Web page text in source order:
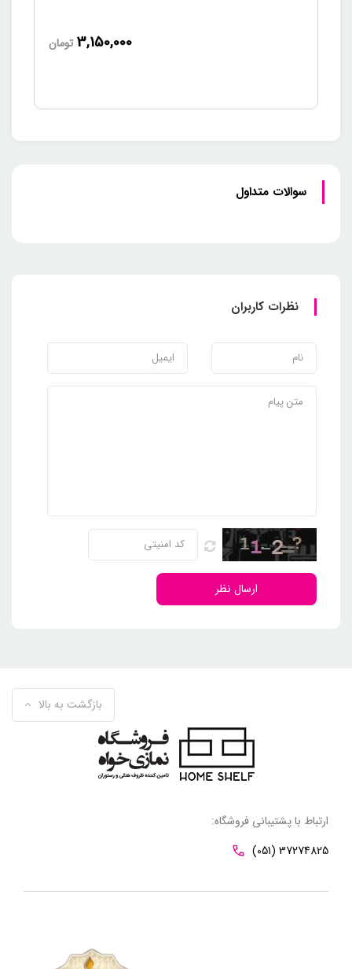
3,150,000 تومان
سوالات متداول
نظرات کاربران
ارسال نظر
بازگشت به بالا
ارتباط با پشتیبانی فروشگاه:
(051) 37274825